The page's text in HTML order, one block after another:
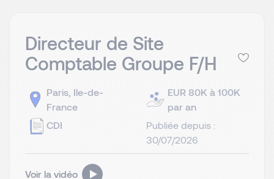
Directeur de Site
Comptable Groupe F/H
Paris, Ile-de-
France
CDI
EUR 80K à 100K
par an
Publiée depuis :
30/07/2026
Voir la vidéo